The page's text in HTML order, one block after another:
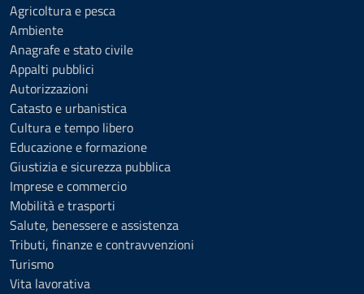
Agricoltura e pesca
Ambiente
Anagrafe e stato civile
Appalti pubblici
Autorizzazioni
Catasto e urbanistica
Cultura e tempo libero
Educazione e formazione
Giustizia e sicurezza pubblica
Imprese e commercio
Mobilità e trasporti
Salute, benessere e assistenza
Tributi, finanze e contravvenzioni
Turismo
Vita lavorativa